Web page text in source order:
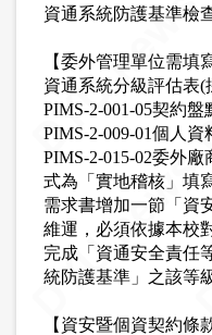
資通系統防護基準檢
【委外管理單位需填
資通系統分級評估表(
PIMS-2-001-05契約盤
PIMS-2-009-01個人
PIMS-2-015-02委外
式為「實地稽核」填
需求書增加一節「資
維運，必須依據本校
完成「資通安全責任
統防護基準」之該等
【資安暨個資契約條